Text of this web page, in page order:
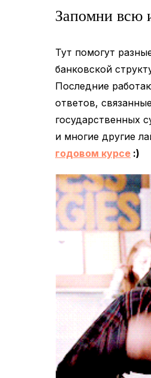
Запомни всю
Тут помогут
банковской
Последние
ответов,
государственных
и многие другие
годовом курсе :)